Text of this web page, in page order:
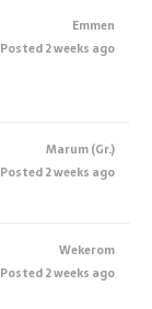
Emmen
Posted 2 weeks ago
Marum (Gr.)
Posted 2 weeks ago
Wekerom
Posted 2 weeks ago